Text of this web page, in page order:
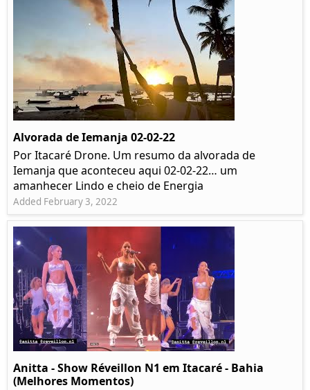
Alvorada de Iemanja 02-02-22
Por Itacaré Drone. Um resumo da alvorada de
Iemanja que aconteceu aqui 02-02-22… um
amanhecer Lindo e cheio de Energia
Added February 3, 2022
Anitta - Show Réveillon N1 em Itacaré - Bahia
(Melhores Momentos)